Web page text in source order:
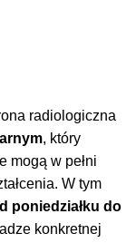
radiologiczna
, który
mogą w pełni
W tym
poniedziałku do
konkretnej